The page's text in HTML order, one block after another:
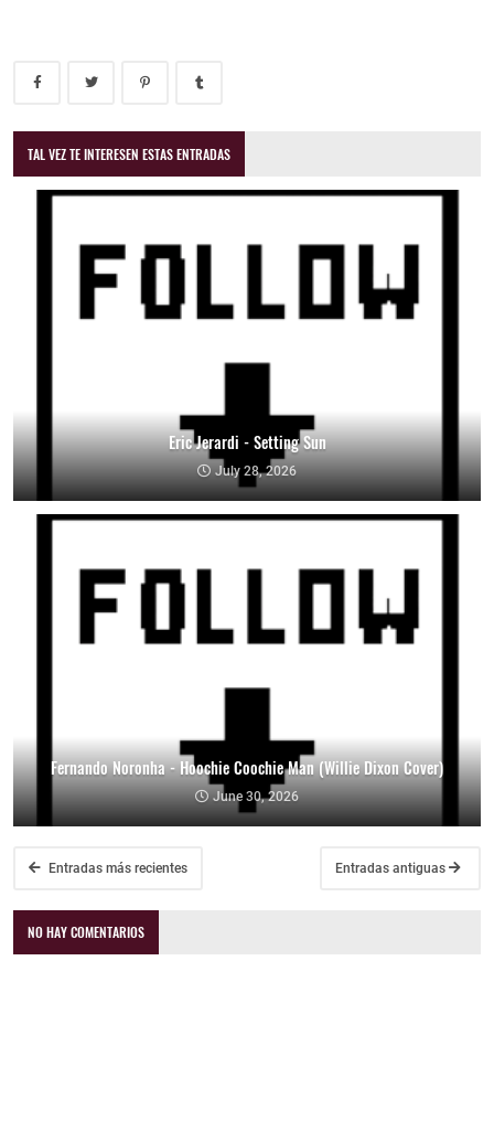
TAL VEZ TE INTERESEN ESTAS ENTRADAS
Eric Jerardi - Setting Sun
July 28, 2026
Fernando Noronha - Hoochie Coochie Man (Willie Dixon Cover)
June 30, 2026
Entradas más recientes Entradas antiguas
NO HAY COMENTARIOS